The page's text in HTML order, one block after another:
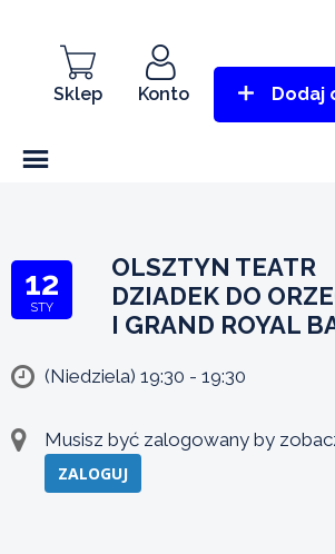
Sklep Konto Dodaj
12
STY
OLSZTYN TEATR
DZIADEK DO
I GRAND ROYAL
(Niedziela) 19:30 - 19:30
Musisz być zalogowany by
ZALOGUJ